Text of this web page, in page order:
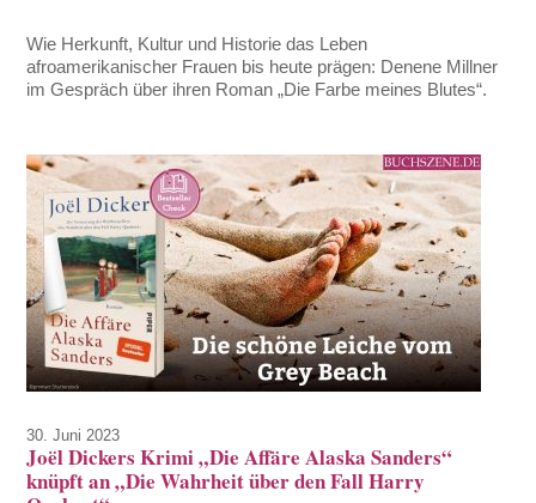
Wie Herkunft, Kultur und Historie das Leben
afroamerikanischer Frauen bis heute prägen: Denene Millner
im Gespräch über ihren Roman „Die Farbe meines Blutes“.
30. Juni 2023
Joël Dickers Krimi „Die Affäre Alaska Sanders“
knüpft an „Die Wahrheit über den Fall Harry